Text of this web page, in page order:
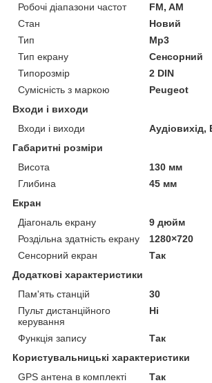
Робочі діапазони частот
FM, AM
Стан
Новий
Тип
Mp3
Тип екрану
Сенсорний
Типорозмір
2 DIN
Сумісність з маркою
Peugeot
Входи і виходи
Входи і виходи
Аудіовихід,
Габаритні розміри
Висота
130 мм
Глибина
45 мм
Екран
Діагональ екрану
9 дюйм
Роздільна здатність екрану
1280×720
Сенсорний екран
Так
Додаткові характеристики
Пам'ять станцій
30
Пульт дистанційного
керування
Ні
Функція запису
Так
Користувальницькі характеристики
GPS антена в комплекті
Так